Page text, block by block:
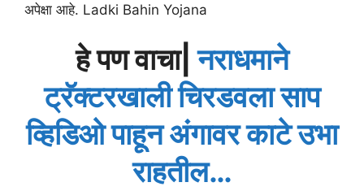
अपेक्षा आहे. Ladki Bahin Yojana
हे पण वाचा|नराधमाने
ट्रॅक्टरखाली चिरडवला साप
व्हिडिओ पाहून अंगावर काटे उभा
राहतील…